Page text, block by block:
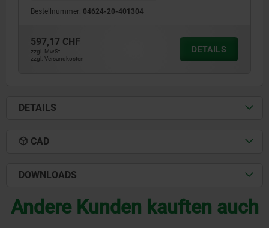
Bestellnummer: 04624-20-401304
597,17 CHF
zzgl. MwSt.
zzgl. Versandkosten
DETAILS
DETAILS
CAD
DOWNLOADS
Andere Kunden kauften auch